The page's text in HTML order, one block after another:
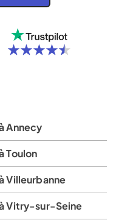
Annecy
Toulon
Villeurbanne
Vitry-sur-Seine